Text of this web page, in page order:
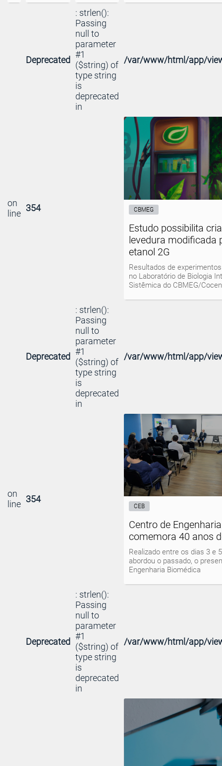
Deprecated
: strlen():
Passing
null to
parameter
#1
($string) of
type string
is
deprecated
in
/var/www/html/app/
on
line 354 CBMEG
Estudo possibilita
levedura modificada
etanol 2G
Resultados de
no Laboratório de Biologia
Sistêmica do CBMEG/Cocen
Deprecated
: strlen():
Passing
null to
parameter
#1
($string) of
type string
is
deprecated
in
/var/www/html/app/
on
line 354
CEB
Centro de
comemora 40 anos
Realizado entre os dias 3 e
abordou o passado, o
Engenharia Biomédica
Deprecated
: strlen():
Passing
null to
parameter
#1
($string) of
type string
is
deprecated
in
/var/www/html/app/